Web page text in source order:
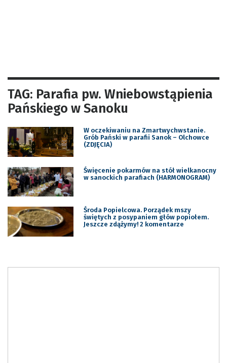
TAG: Parafia pw. Wniebowstąpienia
Pańskiego w Sanoku
W oczekiwaniu na Zmartwychwstanie.
Grób Pański w parafii Sanok – Olchowce
(ZDJĘCIA)
Święcenie pokarmów na stół wielkanocny
w sanockich parafiach (HARMONOGRAM)
Środa Popielcowa. Porządek mszy
świętych z posypaniem głów popiołem.
Jeszcze zdążymy! 2 komentarze